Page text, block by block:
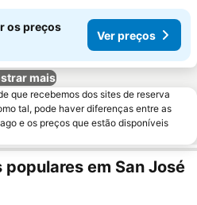
os preços
Ver preços
mais
que recebemos dos sites de reserva
tal, pode haver diferenças entre as
e os preços que estão disponíveis
em San José